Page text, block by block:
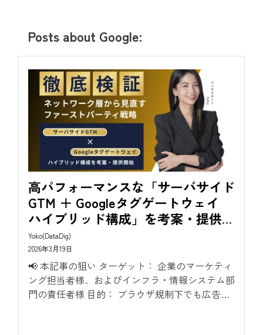
Posts about Google:
高パフォーマンスな「サーバサイド
GTM ＋ Googleタグゲートウェイ
ハイブリッド構成」を考案・提供開
始
Yoko(DataDig)
2026年3月19日
📢 本記事の狙い ターゲット： 企業のマーケティ
ング担当者様、およびインフラ・情報システム部
門の責任者様 目的： ブラウザ規制下でも広告パ